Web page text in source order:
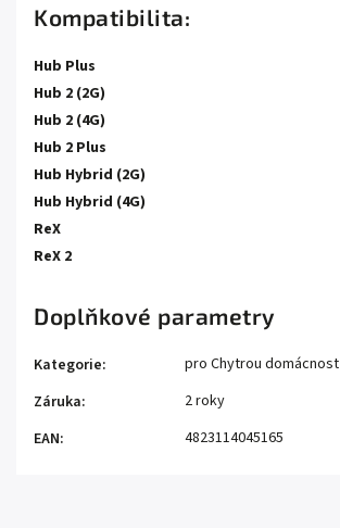
Kompatibilita:
Hub Plus
Hub 2 (2G)
Hub 2 (4G)
Hub 2 Plus
Hub Hybrid (2G)
Hub Hybrid (4G)
ReX
ReX 2
Doplňkové parametry
Kategorie:
pro Chytrou domácnost
Záruka:
2 roky
EAN: 4823114045165